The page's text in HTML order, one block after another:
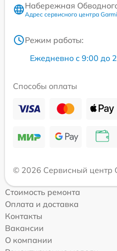
Набережная
Адрес сервисного центра
Режим работы:
Ежедневно с 9:00 до
Способы оплаты
© 2026 Сервисный центр
Стоимость ремонта
Оплата и доставка
Контакты
Вакансии
О компании